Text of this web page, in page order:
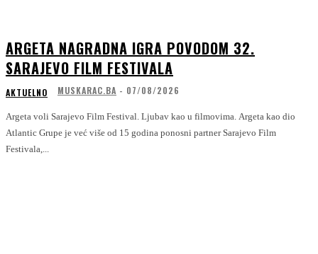
ARGETA NAGRADNA IGRA POVODOM 32.
SARAJEVO FILM FESTIVALA
AKTUELNO MUSKARAC.BA - 07/08/2026
Argeta voli Sarajevo Film Festival. Ljubav kao u filmovima. Argeta kao dio
Atlantic Grupe je već više od 15 godina ponosni partner Sarajevo Film
Festivala,...